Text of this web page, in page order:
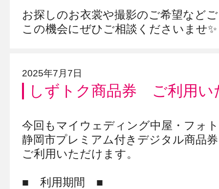
お探しのお衣裳や撮影のご希望など
この機会にぜひご相談くださいませ✨
2025年7月7日
しずトク商品券 ご利用い
今回もマイウェディング中屋・フォ
静岡市プレミアム付きデジタル商品
ご利用いただけます。
■ 利用期間 ■